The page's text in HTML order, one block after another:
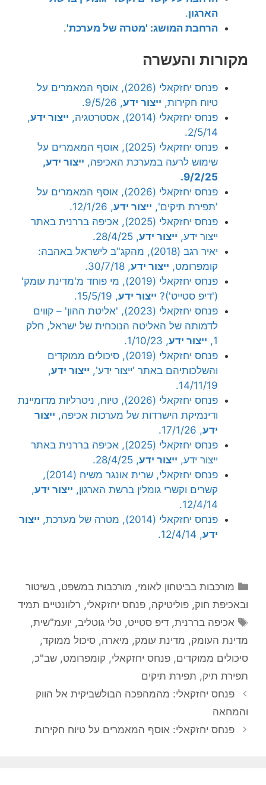
הארגון.
הרחבת המושג: 'מטרה של מערכת'.
מקורות והעשרה
פנחס יחזקאלי (2026), אוסף המאמרים על
טיוח חקירות, ייצור ידע, 9/5/26.
פנחס יחזקאלי (2014), אסטרטגיה,
ייצור ידע,
2/5/14.
פנחס יחזקאלי (2025), אוסף המאמרים על
שימוש לרעה במערכת האכיפה, ייצור ידע,
9/2/25.
פנחס יחזקאלי (2026), אוסף המאמרים על
'תפירת תיקים', ייצור ידע, 12/1/26.
פנחס יחזקאלי (2025), אכיפה בררנית באתר
ייצור ידע, ייצור ידע, 28/4/25.
יאיר רגב (2018), מהקג"ב לישראל באהבה:
קומפרומט, ייצור ידע, 30/7/18.
פנחס יחזקאלי (2019), מי פוחד מ'מדינת עומק'
('דיפ סטייט')? ייצור ידע, 15/5/19.
פנחס יחזקאלי (2023), 'אליטת ההון' – קווים
לדמותה של האליטה הנוכחית של ישראל, חלק
1, ייצור ידע, 1/10/23.
פנחס יחזקאלי (2019), סיכולים ממוקדים
והשלכותיהם באתר 'ייצור ידע', ייצור ידע,
14/11/19.
פנחס יחזקאלי (2026), טיוח, ניטרליות מדומיינת
ודינמיקת הישרדות של מערכות אכיפה, ייצור
ידע, 17/1/26.
פנחס יחזקאלי (2025), אכיפה בררנית באתר
ייצור ידע, ייצור ידע, 28/4/25.
פנחס יחזקאלי, שרית אונגר משיח (2014),
קשרים וקשרי גומלין ברשת הארגון, ייצור ידע,
12/4/14.
פנחס יחזקאלי (2014), מטרה של מערכת,
ייצור
ידע, 12/4/14.
קטגוריות
מורכבות בביטחון לאומי, מורכבות במשפט, בשיטור
ובאכיפת חוק, פוליטיקה, פנחס יחזקאלי, רלוונטיים תמיד
תגיות
אכיפה בררנית,דיפ סטייט,טלי גוטליב, יועמ"שית,
מדינת העומק, מדינת עומק, מיארה, סיכול ממוקד,
סיכולים ממוקדים, פנחס יחזקאלי, קומפרומט, שב"כ,
תפירת תיק, תפירת תיקים
פנחס יחזקאלי: מהמהפכה הבולשביקית אל הווק
והמחאה
פנחס יחזקאלי: אוסף המאמרים על טיוח חקירות